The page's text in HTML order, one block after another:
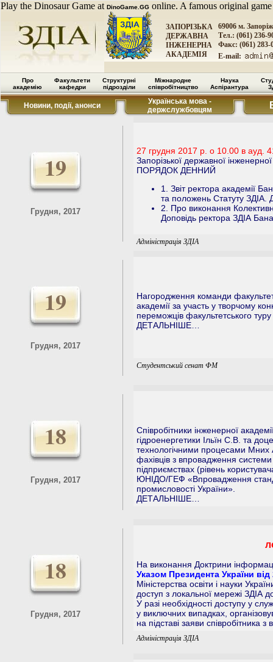
Play the Dinosaur Game at DinoGame.GG online. A famous original
ЗАПОРІЗЬКА
ДЕРЖАВНА
ІНЖЕНЕРНА
АКАДЕМІЯ
69006 м.
Тел.: (061) 236-
Факс: (061) 283-
E-mail:
Про
академію
Факультети
кафедри
Структурні
підрозділи
Міжнародне
співробітництво
Наука
Аспірантура
Новини, події, анонси
Українська мова -
держслужбовцям
19
Грудня, 2017
27 грудня 2017 р. о 10.00 в ауд.
Запорізької державної
ПОРЯДОК ДЕННИЙ
1. Звіт ректора академії
та положень Статуту ЗДІА.
2. Про виконання
Доповідь ректора ЗДІА
Адміністрація ЗДІА
19
Грудня, 2017
Нагородження команди
академії за участь у творчому
переможців факультетського
ДЕТАЛЬНІШЕ…
Студентський сенат ФМ
18
Грудня, 2017
Співробітники інженерної
гідроенергетики Ільїн С.В. та
технологічними процесами Мних
фахівців з впровадження
підприємствах (рівень
ЮНІДО/ГЕФ «Впровадження
промисловості України».
ДЕТАЛЬНІШЕ…
18
Грудня, 2017
На виконання Доктрини
Указом Президента України
Міністерства освіти і науки
доступ з локальної мережі ЗДІА
У разі необхідності доступу у
у виключних випадках,
на підставі заяви співробітника
Адміністрація ЗДІА